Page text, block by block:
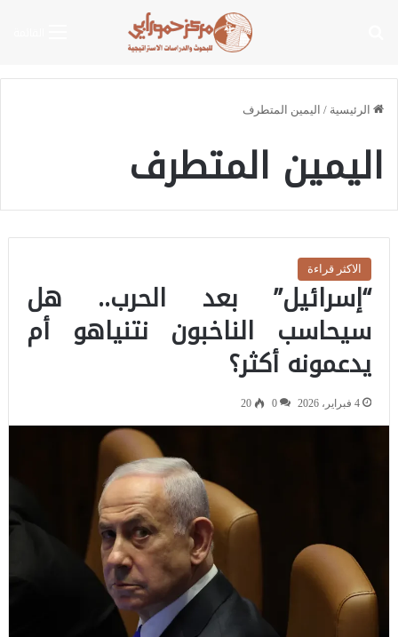
الرئيسية / اليمين المتطرف
اليمين المتطرف
الاكثر قراءة
“إسرائيل” بعد الحرب.. هل
سيحاسب الناخبون نتنياهو أم
يدعمونه أكثر؟
4 فبراير، 2026 0
20